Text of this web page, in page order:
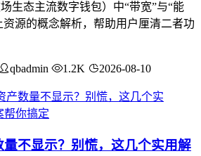
生态主流数字钱包）中“带宽”与“能
资源的概念解析，帮助用户厘清二者功
qbadmin 1.2K 2026-08-10
不显示？别慌，这几个实用解